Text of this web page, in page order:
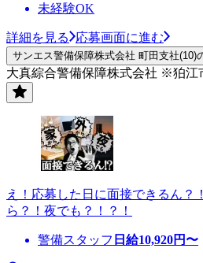
未経験OK
詳細を見る 応募画面に進む
サンエス警備保障株式会社 町田支社(10)
大真綜合警備保障株式会社 ※狛江
え！応募した日に面接できるん？
ら？！夜でも？！？！
警備スタッフ 日給10,920円〜